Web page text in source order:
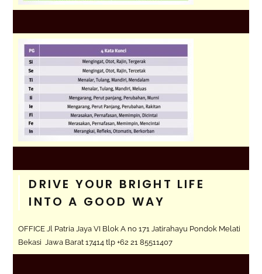
DRIVE YOUR BRIGHT LIFE
INTO A GOOD WAY
OFFICE Jl Patria Jaya VI Blok A no 171 Jatirahayu Pondok Melati
Bekasi Jawa Barat 17414 tlp +62 21 85511407